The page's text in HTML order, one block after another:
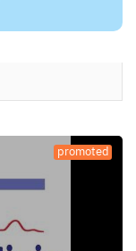
promoted